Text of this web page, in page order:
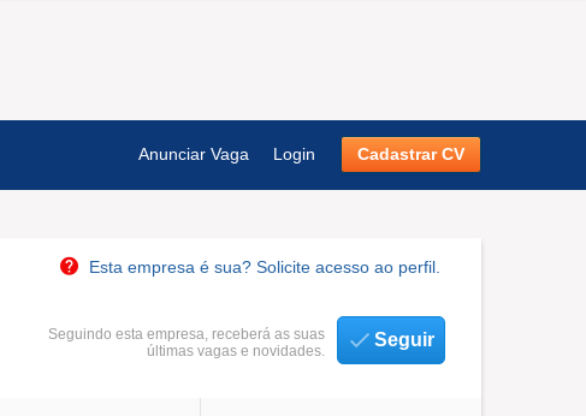
Anunciar Vaga Login Cadastrar CV
Esta empresa é sua? Solicite acesso ao perfil.
Seguindo esta empresa, receberá as suas
últimas vagas e novidades.
Seguir